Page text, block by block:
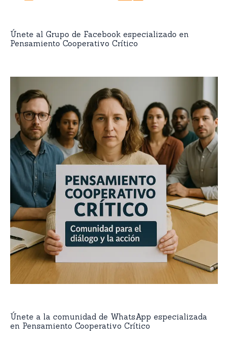
Únete al Grupo de Facebook especializado en
Pensamiento Cooperativo Crítico
Únete a la comunidad de WhatsApp especializada
en Pensamiento Cooperativo Crítico